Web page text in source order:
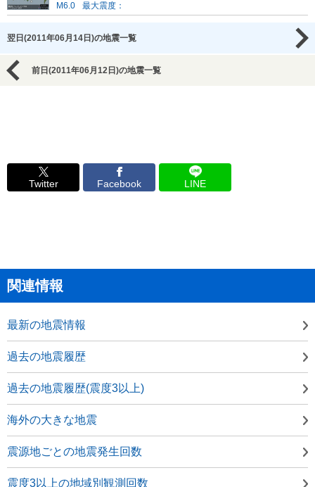
M6.0
最大震度：
翌日(2011年06月14日)の地震一覧
前日(2011年06月12日)の地震一覧
Twitter Facebook LINE
関連情報
最新の地震情報
過去の地震履歴
過去の地震履歴(震度3以上)
海外の大きな地震
震源地ごとの地震発生回数
震度3以上の地域別観測回数